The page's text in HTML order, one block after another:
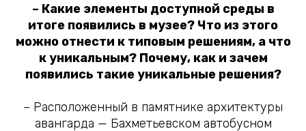
– Какие элементы доступной среды в
итоге появились в музее? Что из этого
можно отнести к типовым решениям, а что
к уникальным? Почему, как и зачем
появились такие уникальные решения?
– Расположенный в памятнике архитектуры
авангарда — Бахметьевском автобусном